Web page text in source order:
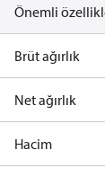
Önemli
Brüt ağırlık
Net ağırlık
Hacim